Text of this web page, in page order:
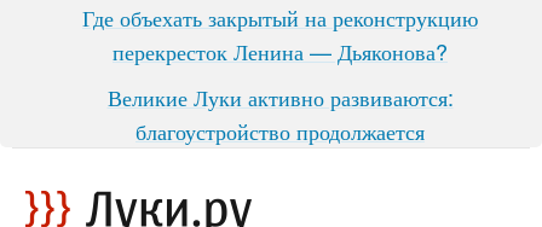
Где объехать закрытый на реконструкцию
перекресток Ленина — Дьяконова?
Великие Луки активно развиваются:
благоустройство продолжается